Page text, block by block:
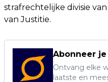
strafrechtelijke divisie
van Justitie.
Abonneer
Ontvang elke
laatste en